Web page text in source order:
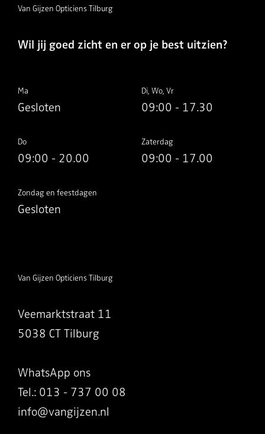
Van Gijzen Opticiens Tilburg
Wil jij goed zicht en er op je best uitzien?
Ma
Gesloten
Di, Wo, Vr
09:00 - 17.30
Do
09:00 - 20.00
Zaterdag
09:00 - 17.00
Zondag en feestdagen
Gesloten
Van Gijzen Opticiens Tilburg
Veemarktstraat 11
5038 CT Tilburg
WhatsApp ons
Tel.: 013 - 737 00 08
info@vangijzen.nl